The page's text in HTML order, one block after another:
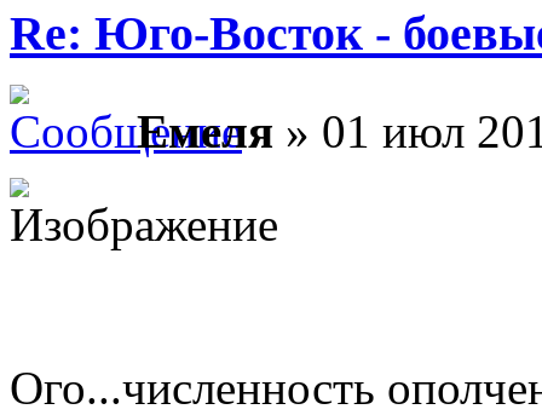
Re: Юго-Восток -
Емеля » 01 июл
Ого...численность